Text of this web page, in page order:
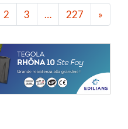
2 3 … 227 »